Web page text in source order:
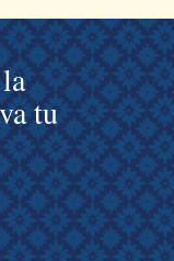
tu